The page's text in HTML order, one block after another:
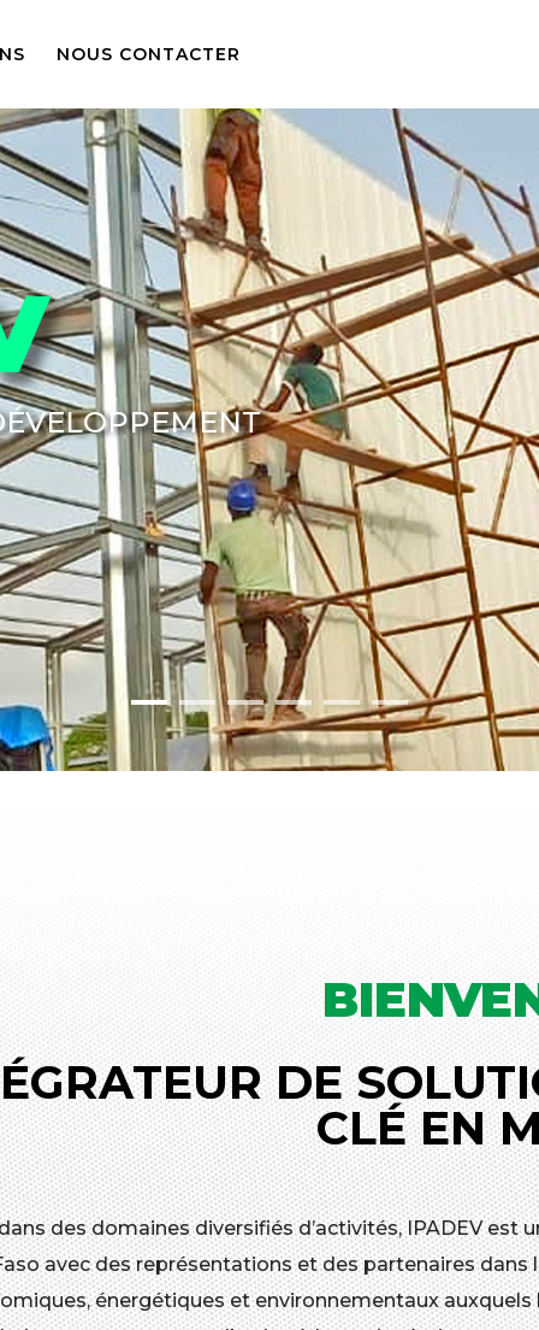
NOUS CONTACTER
DE
CLÉ EN
des domaines diversifiés d’activités, IPADEV
avec des représentations et des partenaires
énergétiques et environnementaux